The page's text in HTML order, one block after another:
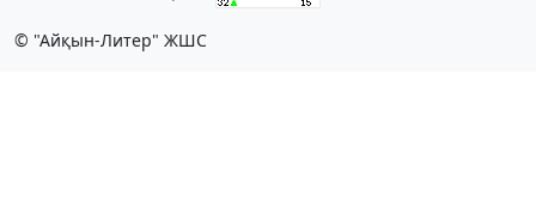
© "Айқын-Литер" ЖШС